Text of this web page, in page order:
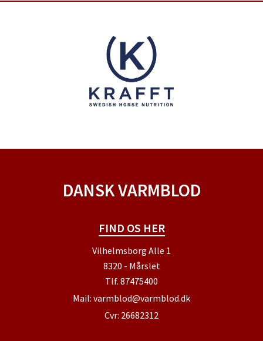
DANSK VARMBLOD
FIND OS HER
Vilhelmsborg Alle 1
8320 - Mårslet
Tlf. 87475400
Mail: varmblod@varmblod.dk
Cvr: 26682312